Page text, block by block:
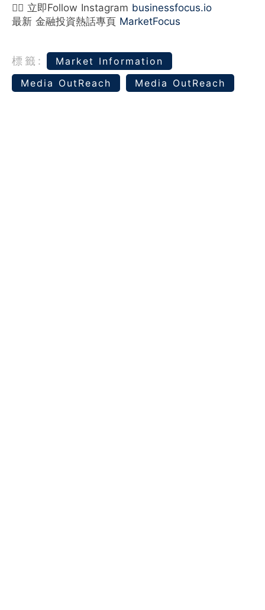
👉🏻 立即Follow Instagram businessfocus.io
最新 金融投資熱話專頁 MarketFocus
標籤:
Market Information
Media OutReach
Media OutReach